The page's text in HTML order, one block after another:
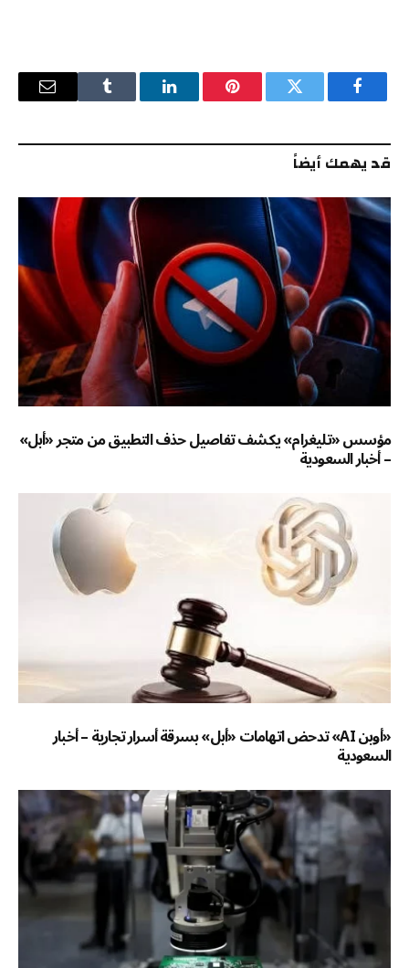
فيسبوك تويتر بينتيريستلينكدإن Tumblr
البريد
قد يهمك أيضاً
مؤسس «تليغرام» يكشف تفاصيل حذف التطبيق من متجر «أبل»
– أخبار السعودية
«أوبن AI» تدحض اتهامات «أبل» بسرقة أسرار تجارية – أخبار
السعودية